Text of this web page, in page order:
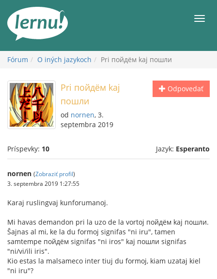
obsah
Fórum O iných jazykoch Pri пойдём kaj пошли
Odpovedať
Pri пойдём kaj
пошли
od nornen, 3.
septembra 2019
Príspevky: 10 Jazyk: Esperanto
nornen (Zobraziť profil)
3. septembra 2019 1:27:55
Karaj ruslingvaj kunforumanoj.
Mi havas demandon pri la uzo de la vortoj пойдём kaj пошли.
Ŝajnas al mi, ke la du formoj signifas "ni iru", tamen
samtempe пойдём signifas "ni iros" kaj пошли signifas
"ni/vi/ili iris".
Kio estas la malsameco inter tiuj du formoj, kiam uzataj kiel
"ni iru"?